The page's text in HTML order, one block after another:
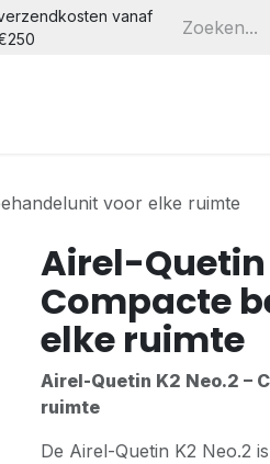
vanaf
voor elke ruimte
Airel-Quetin
Compacte
elke ruimte
Airel-Quetin K2 Neo.2 –
ruimte
De Airel-Quetin K2 Neo.2